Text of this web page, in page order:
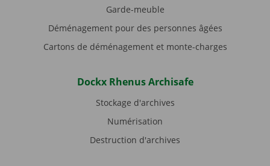
Garde-meuble
Déménagement pour des personnes âgées
Cartons de déménagement et monte-charges
Dockx Rhenus Archisafe
Stockage d'archives
Numérisation
Destruction d'archives